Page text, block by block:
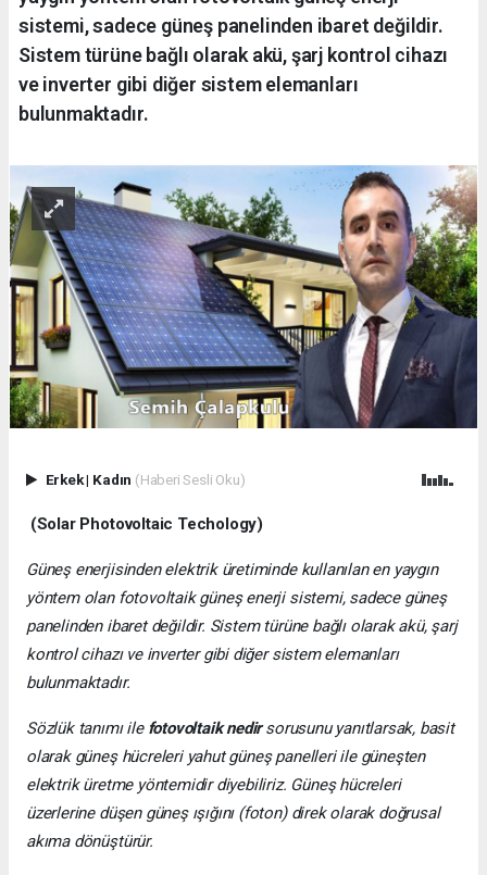
sistemi, sadece güneş panelinden ibaret değildir.
Sistem türüne bağlı olarak akü, şarj kontrol cihazı
ve inverter gibi diğer sistem elemanları
bulunmaktadır.
Erkek| Kadın (Haberi Sesli Oku)
(Solar Photovoltaic Techology)
Güneş enerjisinden elektrik üretiminde kullanılan en yaygın
yöntem olan fotovoltaik güneş enerji sistemi, sadece güneş
panelinden ibaret değildir. Sistem türüne bağlı olarak akü, şarj
kontrol cihazı ve inverter gibi diğer sistem elemanları
bulunmaktadır.
Sözlük tanımı ile fotovoltaik nedirsorusunu yanıtlarsak, basit
olarak güneş hücreleri yahut güneş panelleri ile güneşten
elektrik üretme yöntemidir diyebiliriz. Güneş hücreleri
üzerlerine düşen güneş ışığını (foton) direk olarak doğrusal
akıma dönüştürür.